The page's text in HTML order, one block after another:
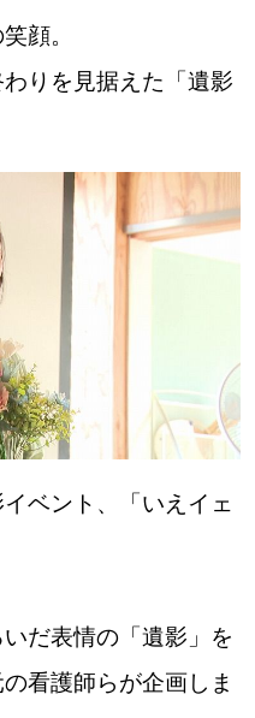
Sitakkeパートナー
利用規約
ー
顔。
りを見据えた「遺影
ベント、「いえイェ
だ表情の「遺影」を
看護師らが企画しま